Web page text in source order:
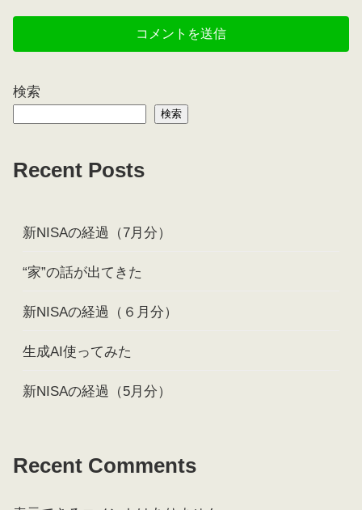
検索
検索
Recent Posts
新NISAの経過（7月分）
“家”の話が出てきた
新NISAの経過（６月分）
生成AI使ってみた
新NISAの経過（5月分）
Recent Comments